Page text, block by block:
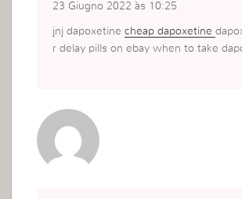
23 Giugno 2022 às 10:25
jnj dapoxetinecheap dapoxetine
r delay pills on ebay when to take